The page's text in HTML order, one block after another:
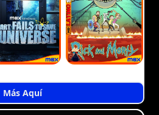
Más Aquí